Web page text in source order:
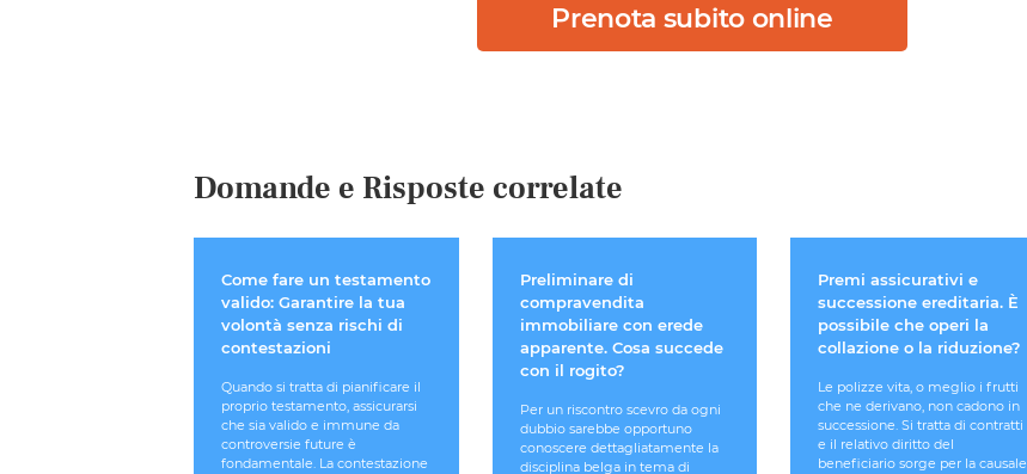
Prenota subito online
Domande e Risposte correlate
Come fare un testamento
valido: Garantire la tua
volontà senza rischi di
contestazioni
Quando si tratta di pianificare il
proprio testamento, assicurarsi
che sia valido e immune da
controversie future è
fondamentale. La contestazione
Preliminare di
compravendita
immobiliare con erede
apparente. Cosa succede
con il rogito?
Per un riscontro scevro da ogni
dubbio sarebbe opportuno
conoscere dettagliatamente la
disciplina belga in tema di
Premi assicurativi e
successione ereditaria. È
possibile che operi la
collazione o la riduzione?
Le polizze vita, o meglio i frutti
che ne derivano, non cadono in
successione. Si tratta di contratti
e il relativo diritto del
beneficiario sorge per la causale